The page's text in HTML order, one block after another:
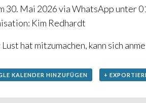
30. Mai 2026 via WhatsApp unter
Kim Redhardt
Lust hat mitzumachen, kann sich
KALENDER HINZUFÜGEN +